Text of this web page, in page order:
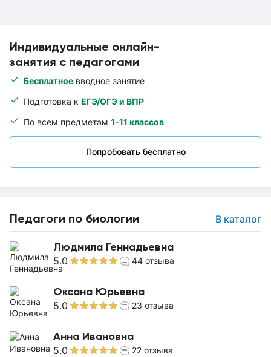
Индивидуальные онлайн-
занятия с педагогами
Бесплатное вводное занятие
Подготовка к ЕГЭ/ОГЭ и ВПР
По всем предметам 1-11 классов
Попробовать бесплатно
Педагоги по биологии В каталог
Людмила Геннадьевна
5.0 44 отзыва
Оксана Юрьевна
5.0 23 отзыва
Анна Ивановна
5.0 22 отзыва